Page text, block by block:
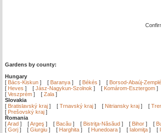
Gardens by county:
Hungary
[ Bács-Kiskun ] [ Baranya ] [ Békés ] [ Borsod-Abaúj-
[ Heves ] [ Jász-Nagykun-Szolnok ] [ Komárom-Esztergom ]
[ Veszprém ] [ Zala ]
Slovakia
[ Bratislavský kraj ] [ Trnavský kraj ] [ Nitriansky kraj ] [
[ Prešovský kraj ]
Romania
[Arad ] [Argeş ] [ Bacău ] [ Bistriţa-Năsăud ] [ Bihor ] [
[ Gorj ] [ Giurgiu ] [ Harghita ] [ Hunedoara ] [ Ialomiţa ] [